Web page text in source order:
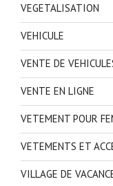
VEGETALISATION
VEHICULE
VENTE DE
VENTE EN LIGNE
VETEMENT POUR
VETEMENTS ET
VILLAGE DE